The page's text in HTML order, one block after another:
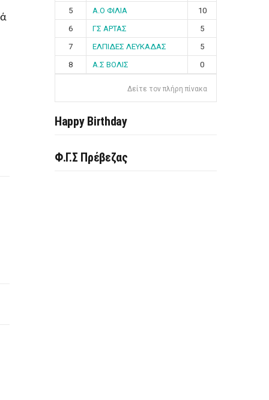
5
Α.Ο ΦΙΛΙΑ
10
6
ΓΣ ΑΡΤΑΣ
5
7
ΕΛΠΙΔΕΣ ΛΕΥΚΑΔΑΣ
5
8
Α.Σ ΒΟΛΙΣ 0
Δείτε τον πλήρη πίνακα
Happy Birthday
Φ.Γ.Σ Πρέβεζας